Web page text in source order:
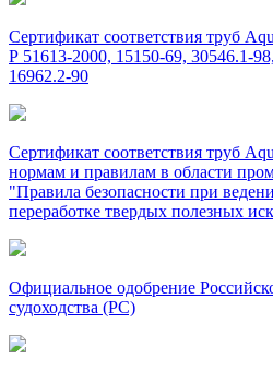
Сертификат соответствия труб
Р 51613-2000, 15150-69, 30546.1-
16962.2-90
Сертификат соответствия труб
нормам и правилам в области
"Правила безопасности при
переработке твердых полезных
Официальное одобрение
судоходства (РС)